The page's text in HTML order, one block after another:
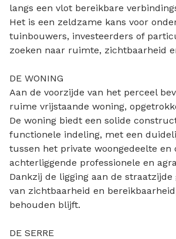
langs een vlot bereikbare
Het is een zeldzame kans voor
tuinbouwers, investeerders of
zoeken naar ruimte, zichtbaarheid
DE WONING
Aan de voorzijde van het perceel
ruime vrijstaande woning,
De woning biedt een solide
functionele indeling, met een
tussen het private woongedeelte en
achterliggende professionele en
Dankzij de ligging aan de
van zichtbaarheid en
behouden blijft.
DE SERRE